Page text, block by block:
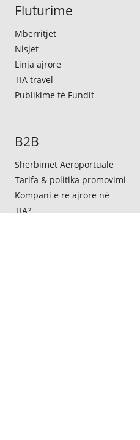
Fluturime
Mberritjet
Nisjet
Linja ajrore
TIA travel
Publikime të Fundit
B2B
Shërbimet Aeroportuale
Tarifa & politika promovimi
Kompani e re ajrore në
TIA?